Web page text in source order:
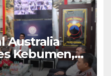
Australia
Kebumen,